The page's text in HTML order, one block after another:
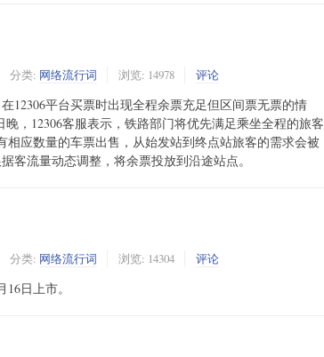
分类: 网络流行词 浏览: 14978 评论
12306平台买票时出现全程余票充足但区间票无票的情
，12306客服表示，铁路部门将优先满足乘坐全程的旅客
相应数量的车票出售，从始发站到终点站旅客的需求会被
客流量动态调整，将余票投放到沿途站点。
分类: 网络流行词 浏览: 14304 评论
日上市。